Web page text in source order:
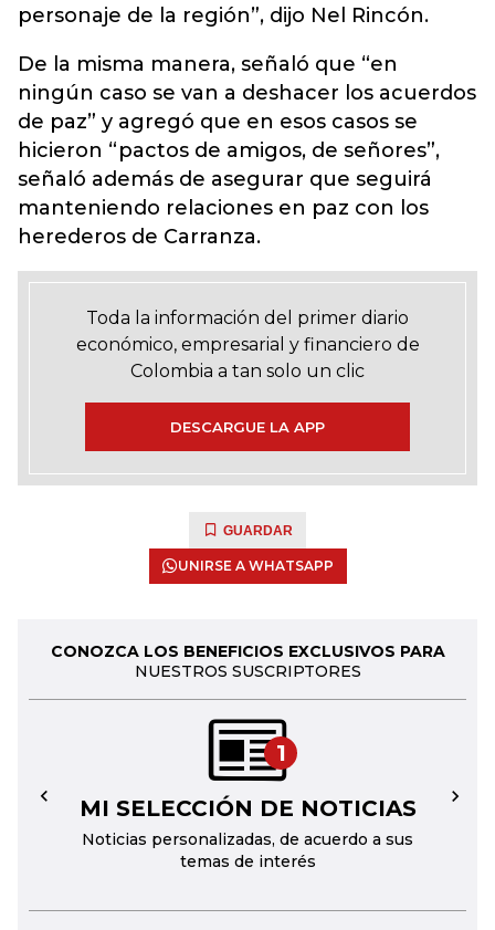
personaje de la región”, dijo Nel Rincón.
De la misma manera, señaló que “en
ningún caso se van a deshacer los acuerdos
de paz” y agregó que en esos casos se
hicieron “pactos de amigos, de señores”,
señaló además de asegurar que seguirá
manteniendo relaciones en paz con los
herederos de Carranza.
Toda la información del primer diario
económico, empresarial y financiero de
Colombia a tan solo un clic
DESCARGUE LA APP
GUARDAR
UNIRSE A WHATSAPP
CONOZCA LOS BENEFICIOS EXCLUSIVOS PARA
NUESTROS SUSCRIPTORES
1
MI SELECCIÓN DE NOTICIAS
Noticias personalizadas, de acuerdo a sus
temas de interés
← →